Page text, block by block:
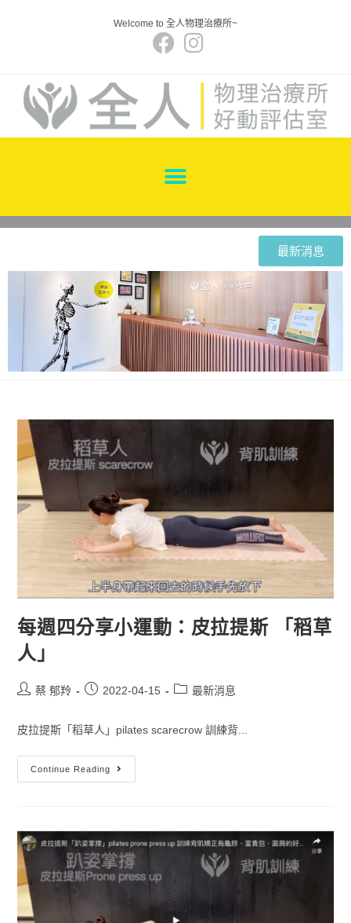
Welcome to 全人物理治療所~
最新消息
每週四分享小運動：皮拉提斯 「稻草
人」
蔡 郁羚 2022-04-15 最新消息
皮拉提斯「稻草人」pilates scarecrow 訓練背...
Continue Reading